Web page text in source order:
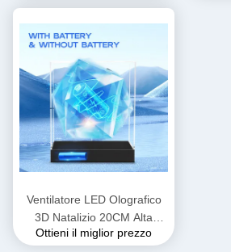
Ventilatore LED Olografico
3D Natalizio 20CM Alta
Risoluzione Copertura
Ottieni il miglior prezzo